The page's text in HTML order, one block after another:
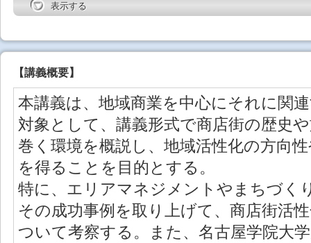
表示する
【講義概要】
本講義は、地域商業を中心にそれに関
対象として、講義形式で商店街の歴史
巻く環境を概説し、地域活性化の方向
を得ることを目的とする。
特に、エリアマネジメントやまちづく
その成功事例を取り上げて、商店街活
ついて考察する。また、名古屋学院大